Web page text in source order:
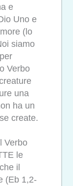
e
Uno e
(lo
siamo
Verbo
una
ha un
create.
Verbo
le
il
(Eb 1,2-